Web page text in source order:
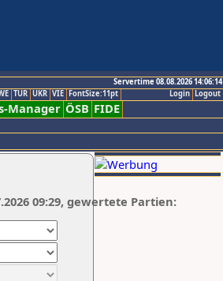
Servertime 08.08.2026 14:06:14
Logout
Login
TUR UKR VIE FontSize:11pt
Manager ÖSB FIDE
09:29, gewertete Partien: